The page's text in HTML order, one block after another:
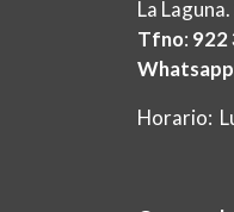
La
Tfno: 922
Horario: